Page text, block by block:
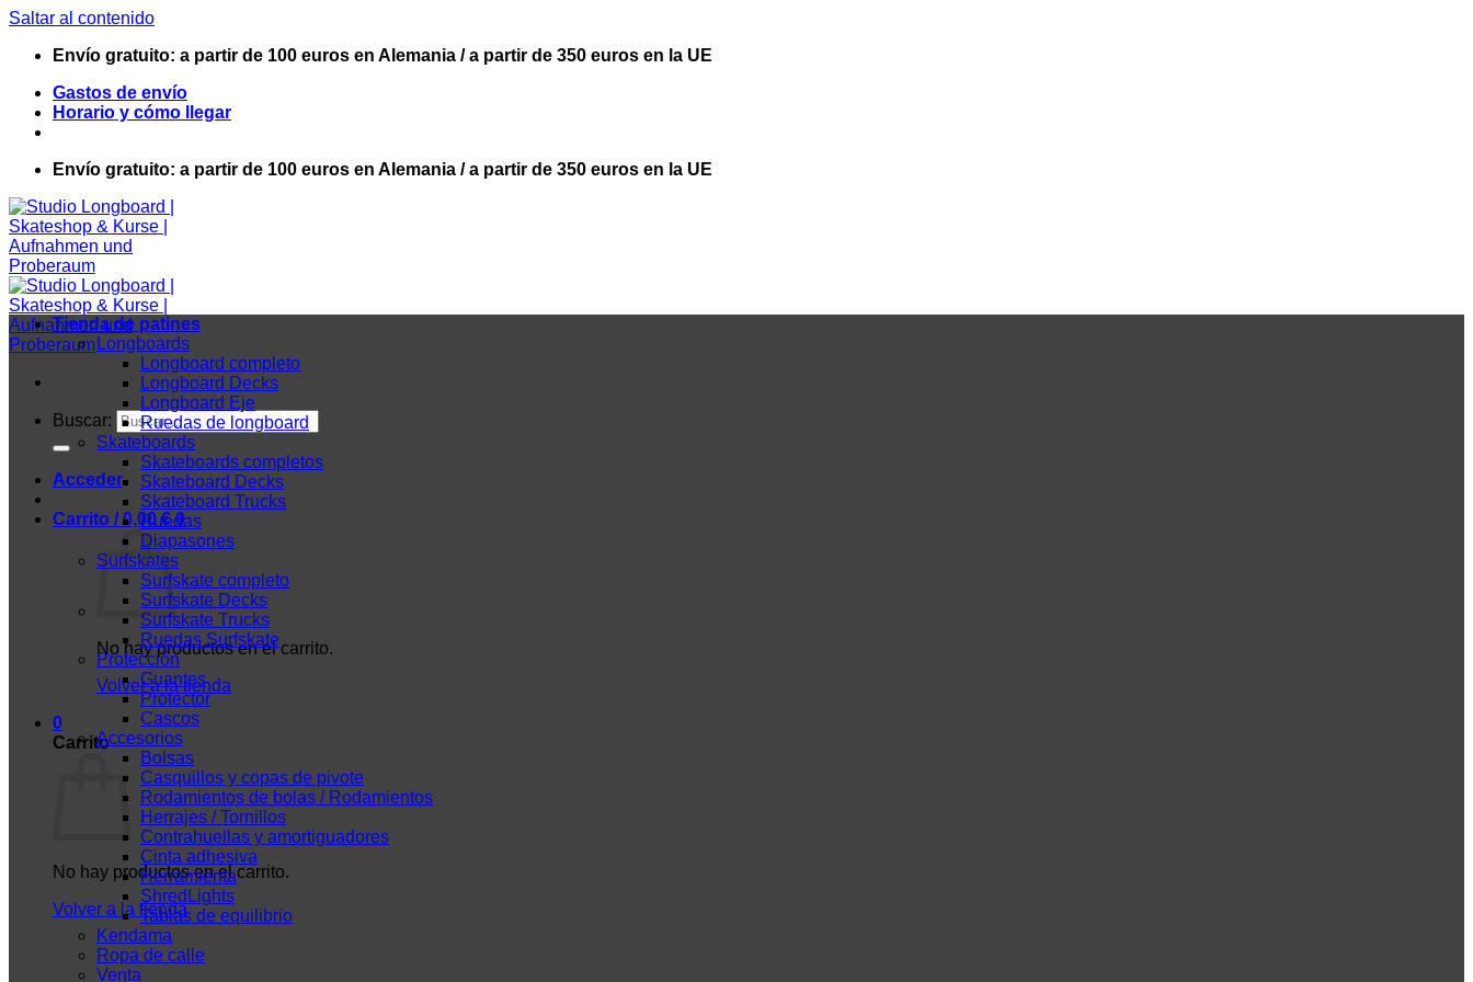
Saltar al contenido
Envío gratuito: a partir de 100 euros en Alemania / a partir de 350 euros en la UE
Gastos de envío
Horario y cómo llegar
Envío gratuito: a partir de 100 euros en Alemania / a partir de 350 euros en la UE
Buscar:
Acceder
Carrito /0,00€ 0
No hay productos en el carrito.
Volver a la tienda
0
Carrito
No hay productos en el carrito.
Volver a la tienda
Tienda de patines
Longboards
Longboard completo
Longboard Decks
Longboard Eje
Ruedas de longboard
Skateboards
Skateboards completos
Skateboard Decks
Skateboard Trucks
Ruedas
Diapasones
Surfskates
Surfskate completo
Surfskate Decks
Surfskate Trucks
Ruedas Surfskate
Protección
Guantes
Protector
Cascos
Accesorios
Bolsas
Casquillos y copas de pivote
Rodamientos de bolas / Rodamientos
Herrajes / Tornillos
Contrahuellas y amortiguadores
Cinta adhesiva
Herramienta
ShredLights
Tablas de equilibrio
Kendama
Ropa de calle
Venta